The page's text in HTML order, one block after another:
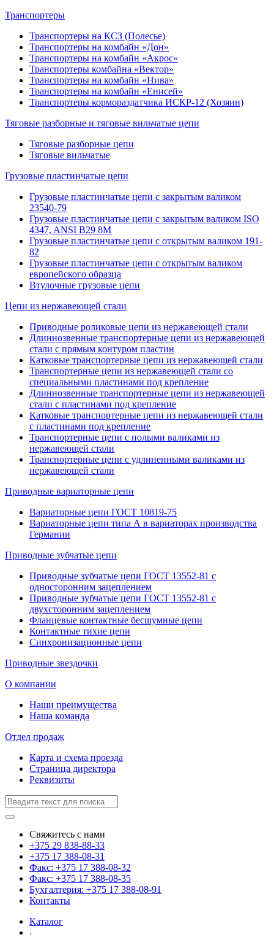
Транспортеры
Транспортеры на КСЗ (Полесье)
Транспортеры на комбайн «Дон»
Транспортеры на комбайн «Акрос»
Транспортеры комбайна «Вектор»
Транспортеры на комбайн «Нива»
Транспортеры на комбайн «Енисей»
Транспортеры кормораздатчика ИСКР-12 (Хозяин)
Тяговые разборные и тяговые вильчатые цепи
Тяговые разборные цепи
Тяговые вильчатые
Грузовые пластинчатые цепи
Грузовые пластинчатые цепи с закрытым валиком
23540-79
Грузовые пластинчатые цепи с закрытым валиком ISO
4347, ANSI B29 8M
Грузовые пластинчатые цепи с открытым валиком 191-
82
Грузовые пластинчатые цепи с открытым валиком
европейского образца
Втулочные грузовые цепи
Цепи из нержавеющей стали
Приводные роликовые цепи из нержавеющей стали
Длиннозвенные транспортерные цепи из нержавеющей
стали с прямым контуром плаcтин
Катковые транспортерные цепи из нержавеющей стали
Транспортерные цепи из нержавеющей стали со
специальными пластинами под крепление
Длиннозвенные транспортерные цепи из нержавеющей
стали с пластинами под крепление
Катковые транспортерные цепи из нержавеющей стали
с пластинами под крепление
Транспортерные цепи с полыми валиками из
нержавеющей стали
Транспортерные цепи с удлиненными валиками из
нержавеющей стали
Приводные вариаторные цепи
Вариаторные цепи ГОСТ 10819-75
Вариаторные цепи типа А в вариаторах производства
Германии
Приводные зубчатые цепи
Приводные зубчатые цепи ГОСТ 13552-81 с
односторонним зацеплением
Приводные зубчатые цепи ГОСТ 13552-81 с
двухсторонним зацеплением
Фланцевые контактные бесшумные цепи
Контактные тихие цепи
Синхронизационные цепи
Приводные звездочки
О компании
Наши преимущества
Наша команда
Отдел продаж
Карта и схема проезда
Страница директора
Реквизиты
Свяжитесь с нами
+375 29 838-88-33
+375 17 388-08-31
Факс: +375 17 388-08-32
Факс: +375 17 388-08-35
Бухгалтерия: +375 17 388-08-91
Контакты
Каталог